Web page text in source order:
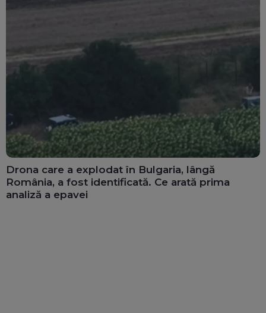
Drona care a explodat în Bulgaria, lângă
România, a fost identificată. Ce arată prima
analiză a epavei